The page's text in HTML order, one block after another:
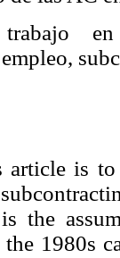
en
article is
the
1980s